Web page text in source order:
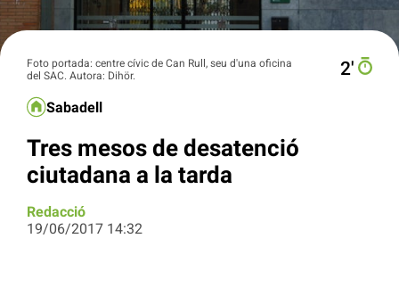
Foto portada: centre cívic de Can Rull, seu d'una oficina
del SAC. Autora: Dihör.
2′
Sabadell
Tres mesos de desatenció
ciutadana a la tarda
Redacció
19/06/2017 14:32